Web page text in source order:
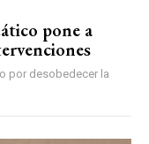
pone a
por desobedecer la